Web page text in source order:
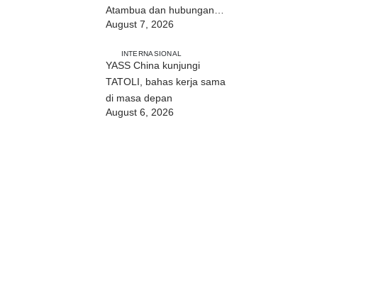
Atambua dan hubungan
TL–Indonesia
August 7, 2026
INTERNASIONAL
YASS China kunjungi
TATOLI, bahas kerja sama
di masa depan
August 6, 2026